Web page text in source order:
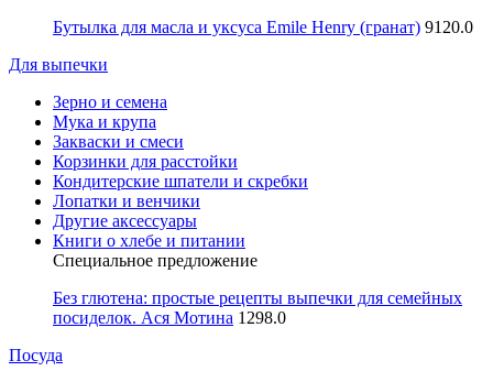
Бутылка для масла и уксуса Emile Henry (гранат) 9120.0
Для выпечки
Зерно и семена
Мука и крупа
Закваски и смеси
Корзинки для расстойки
Кондитерские шпатели и скребки
Лопатки и венчики
Другие аксессуары
Книги о хлебе и питании
Специальное предложение
Без глютена: простые рецепты выпечки для семейных
посиделок. Ася Мотина 1298.0
Посуда